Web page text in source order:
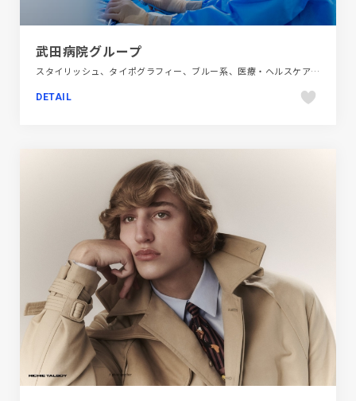
武田病院グループ
スタイリッシュ、タイポグラフィー、ブルー系、医療・ヘルスケア、大きめ写真、施設・店舗サイト
DETAIL